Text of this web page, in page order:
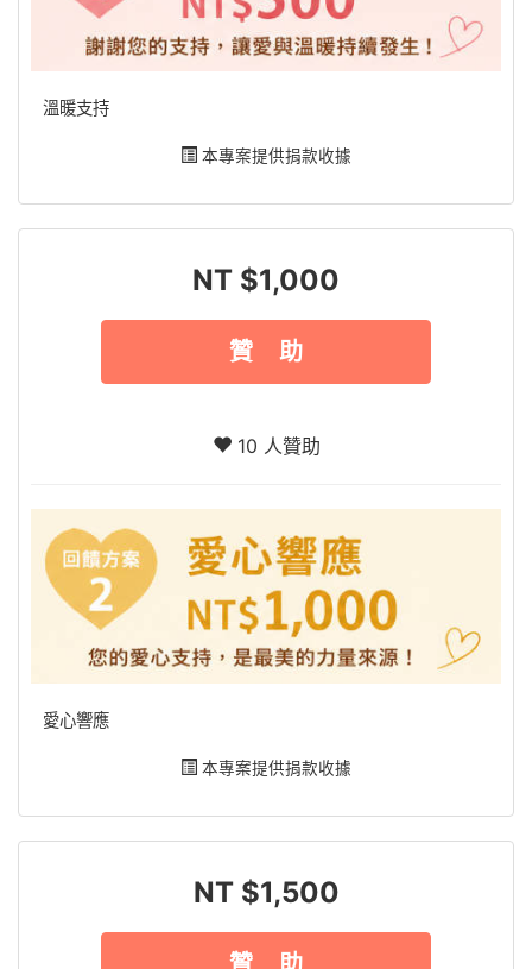
溫暖支持
本專案提供捐款收據
NT $1,000
贊 助
10 人贊助
愛心響應
本專案提供捐款收據
NT $1,500